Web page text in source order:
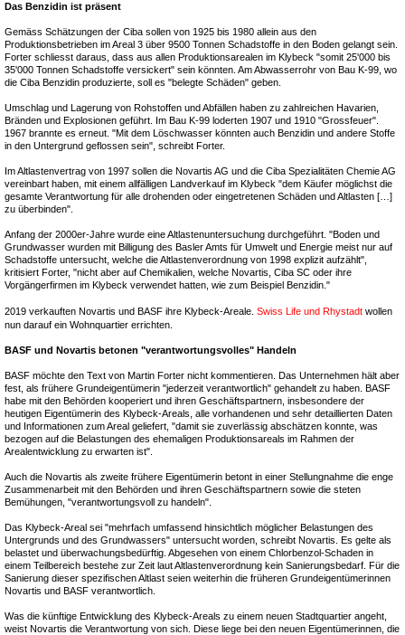
Das Benzidin ist präsent
Gemäss Schätzungen der Ciba sollen von 1925 bis 1980 allein aus den
Produktionsbetrieben im Areal 3 über 9500 Tonnen Schadstoffe in den Boden gelangt sein.
Forter schliesst daraus, dass aus allen Produktionsarealen im Klybeck "somit 25'000 bis
35'000 Tonnen Schadstoffe versickert" sein könnten. Am Abwasserrohr von Bau K-99, wo
die Ciba Benzidin produzierte, soll es "belegte Schäden" geben.
Umschlag und Lagerung von Rohstoffen und Abfällen haben zu zahlreichen Havarien,
Bränden und Explosionen geführt. Im Bau K-99 loderten 1907 und 1910 "Grossfeuer".
1967 brannte es erneut. "Mit dem Löschwasser könnten auch Benzidin und andere Stoffe
in den Untergrund geflossen sein", schreibt Forter.
Im Altlastenvertrag von 1997 sollen die Novartis AG und die Ciba Spezialitäten Chemie AG
vereinbart haben, mit einem allfälligen Landverkauf im Klybeck "dem Käufer möglichst die
gesamte Verantwortung für alle drohenden oder eingetretenen Schäden und Altlasten […]
zu überbinden".
Anfang der 2000er-Jahre wurde eine Altlastenuntersuchung durchgeführt. "Boden und
Grundwasser wurden mit Billigung des Basler Amts für Umwelt und Energie meist nur auf
Schadstoffe untersucht, welche die Altlastenverordnung von 1998 explizit aufzählt",
kritisiert Forter, "nicht aber auf Chemikalien, welche Novartis, Ciba SC oder ihre
Vorgängerfirmen im Klybeck verwendet hatten, wie zum Beispiel Benzidin."
2019 verkauften Novartis und BASF ihre Klybeck-Areale. Swiss Life und Rhystadt wollen
nun darauf ein Wohnquartier errichten.
BASF und Novartis betonen "verantwortungsvolles" Handeln
BASF möchte den Text von Martin Forter nicht kommentieren. Das Unternehmen hält aber
fest, als frühere Grundeigentümerin "jederzeit verantwortlich" gehandelt zu haben. BASF
habe mit den Behörden kooperiert und ihren Geschäftspartnern, insbesondere der
heutigen Eigentümerin des Klybeck-Areals, alle vorhandenen und sehr detaillierten Daten
und Informationen zum Areal geliefert, "damit sie zuverlässig abschätzen konnte, was
bezogen auf die Belastungen des ehemaligen Produktionsareals im Rahmen der
Arealentwicklung zu erwarten ist".
Auch die Novartis als zweite frühere Eigentümerin betont in einer Stellungnahme die enge
Zusammenarbeit mit den Behörden und ihren Geschäftspartnern sowie die steten
Bemühungen, "verantwortungsvoll zu handeln".
Das Klybeck-Areal sei "mehrfach umfassend hinsichtlich möglicher Belastungen des
Untergrunds und des Grundwassers" untersucht worden, schreibt Novartis. Es gelte als
belastet und überwachungsbedürftig. Abgesehen von einem Chlorbenzol-Schaden in
einem Teilbereich bestehe zur Zeit laut Altlastenverordnung kein Sanierungsbedarf. Für die
Sanierung dieser spezifischen Altlast seien weiterhin die früheren Grundeigentümerinnen
Novartis und BASF verantwortlich.
Was die künftige Entwicklung des Klybeck-Areals zu einem neuen Stadtquartier angeht,
weist Novartis die Verantwortung von sich. Diese liege bei den neuen Eigentümerinnen, die